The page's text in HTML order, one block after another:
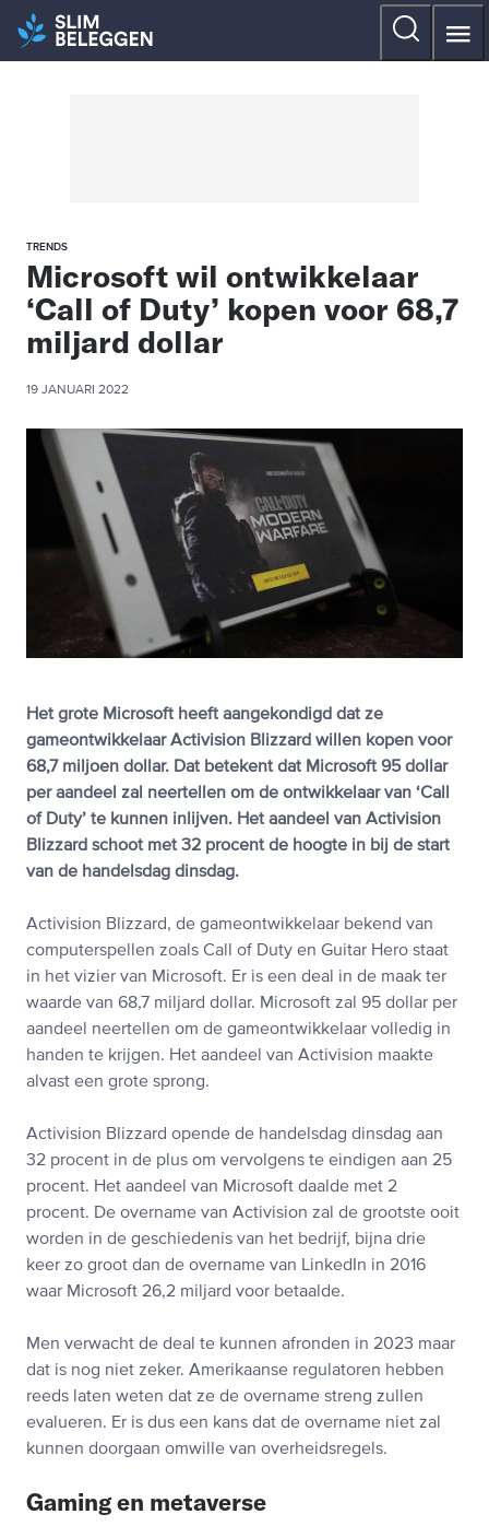
TRENDS
Microsoft wil ontwikkelaar
‘Call of Duty’ kopen voor 68,7
miljard dollar
19 JANUARI 2022
Het grote Microsoft heeft aangekondigd dat ze
gameontwikkelaar Activision Blizzard willen kopen voor
68,7 miljoen dollar. Dat betekent dat Microsoft 95 dollar
per aandeel zal neertellen om de ontwikkelaar van ‘Call
of Duty’ te kunnen inlijven. Het aandeel van Activision
Blizzard schoot met 32 procent de hoogte in bij de start
van de handelsdag dinsdag.
Activision Blizzard, de gameontwikkelaar bekend van
computerspellen zoals Call of Duty en Guitar Hero staat
in het vizier van Microsoft. Er is een deal in de maak ter
waarde van 68,7 miljard dollar. Microsoft zal 95 dollar per
aandeel neertellen om de gameontwikkelaar volledig in
handen te krijgen. Het aandeel van Activision maakte
alvast een grote sprong.
Activision Blizzard opende de handelsdag dinsdag aan
32 procent in de plus om vervolgens te eindigen aan 25
procent. Het aandeel van Microsoft daalde met 2
procent. De overname van Activision zal de grootste ooit
worden in de geschiedenis van het bedrijf, bijna drie
keer zo groot dan de overname van LinkedIn in 2016
waar Microsoft 26,2 miljard voor betaalde.
Men verwacht de deal te kunnen afronden in 2023 maar
dat is nog niet zeker. Amerikaanse regulatoren hebben
reeds laten weten dat ze de overname streng zullen
evalueren. Er is dus een kans dat de overname niet zal
kunnen doorgaan omwille van overheidsregels.
Gaming en metaverse